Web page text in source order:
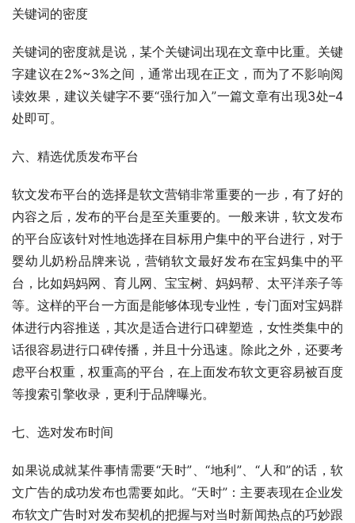
关键词的密度
关键词的密度就是说，某个关键词出现在文章中比重。关键
字建议在2%~3%之间，通常出现在正文，而为了不影响阅
读效果，建议关键字不要“强行加入”一篇文章有出现3处–4
处即可。
六、精选优质发布平台
软文发布平台的选择是软文营销非常重要的一步，有了好的
内容之后，发布的平台是至关重要的。一般来讲，软文发布
的平台应该针对性地选择在目标用户集中的平台进行，对于
婴幼儿奶粉品牌来说，营销软文最好发布在宝妈集中的平
台，比如妈妈网、育儿网、宝宝树、妈妈帮、太平洋亲子等
等。这样的平台一方面是能够体现专业性，专门面对宝妈群
体进行内容推送，其次是适合进行口碑塑造，女性类集中的
话很容易进行口碑传播，并且十分迅速。除此之外，还要考
虑平台权重，权重高的平台，在上面发布软文更容易被百度
等搜索引擎收录，更利于品牌曝光。
七、选对发布时间
如果说成就某件事情需要“天时”、“地利”、“人和”的话，软
文广告的成功发布也需要如此。“天时”：主要表现在企业发
布软文广告时对发布契机的把握与对当时新闻热点的巧妙跟